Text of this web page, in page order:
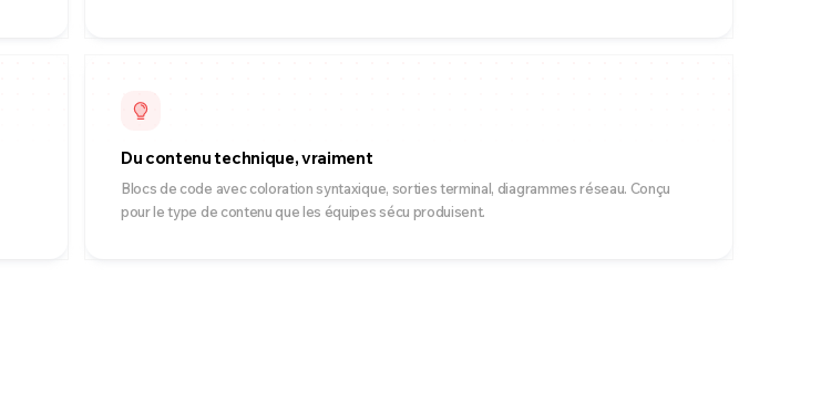
Du contenu technique, vraiment
Blocs de code avec coloration syntaxique, sorties terminal, diagrammes réseau. Conçu
pour le type de contenu que les équipes sécu produisent.